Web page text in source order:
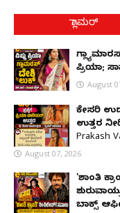
ಗ್ಲಾಮರ್
ಪ್ರಿಯಾ;
August
ಕೇಸರಿ
ಉತ್ತರ
Prakash
August 07, 2026
'ಶಾಂತಿ
ಬಾಕ್ಸ್